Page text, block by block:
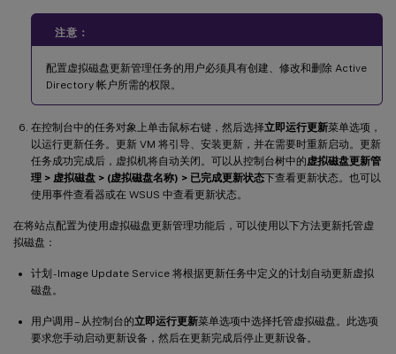
注意：
配置虚拟磁盘更新管理任务的用户必须具有创建、修改和删除 Active
Directory 帐户所需的权限。
在控制台中的任务对象上单击鼠标右键，然后选择立即运行更新菜单选项，
以运行更新任务。更新 VM 将引导、安装更新，并在需要时重新启动。更新
任务成功完成后，虚拟机将自动关闭。可以从控制台树中的虚拟磁盘更新管
理 > 虚拟磁盘 > (虚拟磁盘名称) > 已完成更新状态下查看更新状态。也可以
使用事件查看器或在 WSUS 中查看更新状态。
在将站点配置为使用虚拟磁盘更新管理功能后，可以使用以下方法更新托管虚
拟磁盘：
计划 - Image Update Service 将根据更新任务中定义的计划自动更新虚拟
磁盘。
用户调用 – 从控制台的立即运行更新菜单选项中选择托管虚拟磁盘。此选项
要求您手动启动更新设备，然后在更新完成后停止更新设备。